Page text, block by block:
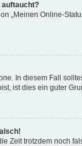
auftaucht?
„Meinen Online-
In diesem Fall
ist dies ein guter
Zeit trotzdem noch